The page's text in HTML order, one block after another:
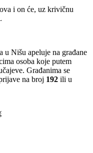
i on će, uz krivičnu
u Nišu apeluje na građane
osoba koje putem
Građanima se
na broj 192 ili u